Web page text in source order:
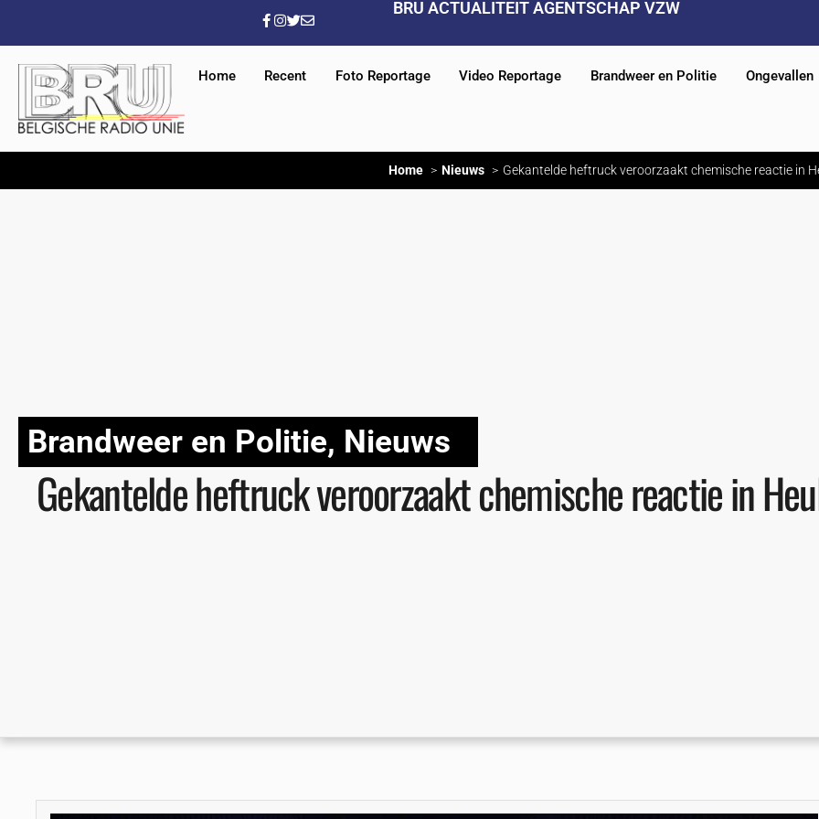
BRU ACTUALITEIT AGENTSCHAP VZW
Home Recent Foto Reportage Video Reportage Brandweer en Politie Ongevallen
Home Nieuws Gekantelde heftruck veroorzaakt chemische reactie in
Brandweer en Politie, Nieuws
Gekantelde heftruck veroorzaakt chemische reactie in